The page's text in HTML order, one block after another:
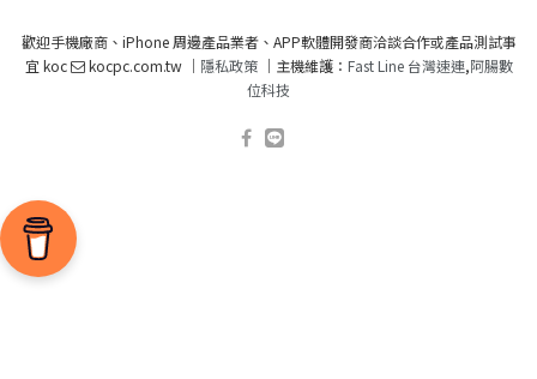
歡迎手機廠商、iPhone 周邊產品業者、APP軟體開發商洽談合作或產品測試事
宜 koc
kocpc.com.tw ｜ 隱私政策｜主機維護： Fast Line 台灣速連,阿腸數
位科技